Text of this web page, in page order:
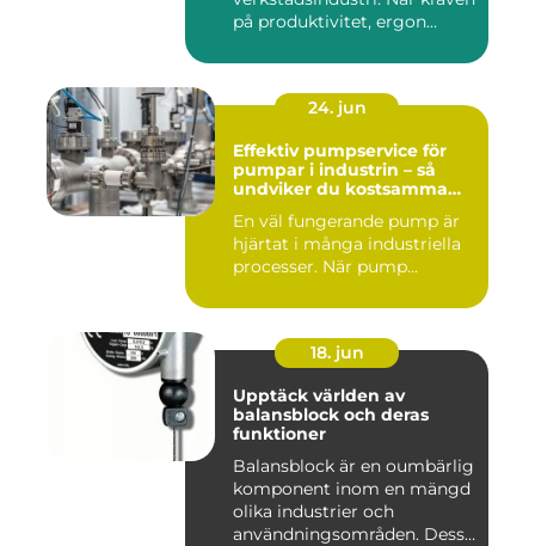
på produktivitet, ergon...
24. jun
Effektiv pumpservice för
pumpar i industrin – så
undviker du kostsamma
En väl fungerande pump är
hjärtat i många industriella
processer. När pump...
18. jun
Upptäck världen av
balansblock och deras
funktioner
Balansblock är en oumbärlig
komponent inom en mängd
olika industrier och
användningsområden. Dessa